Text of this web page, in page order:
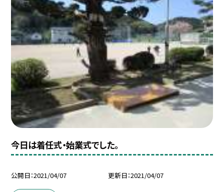
今日は着任式・始業式でした。
公開日 2021/04/07 更新日 2021/04/07